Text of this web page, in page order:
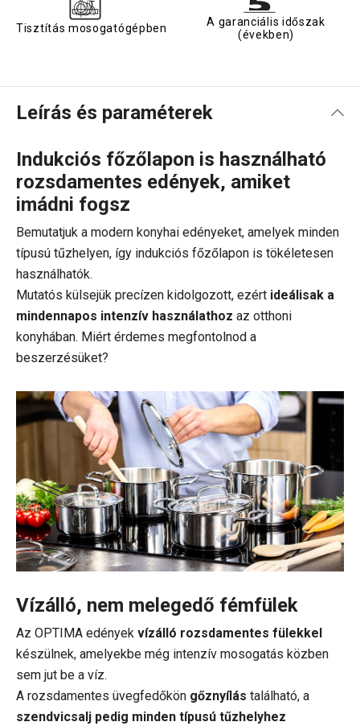
Tisztítás mosogatógépben
A garanciális időszak
(években)
Leírás és paraméterek
Indukciós főzőlapon is használható
rozsdamentes edények, amiket
imádni fogsz
Bemutatjuk a modern konyhai edényeket, amelyek minden
típusú tűzhelyen, így indukciós főzőlapon is tökéletesen
használhatók.
Mutatós külsejük precízen kidolgozott, ezért ideálisak a
mindennapos intenzív használathoz az otthoni
konyhában. Miért érdemes megfontolnod a
beszerzésüket?
Vízálló, nem melegedő fémfülek
Az OPTIMA edények vízálló rozsdamentes fülekkel
készülnek, amelyekbe még intenzív mosogatás közben
sem jut be a víz.
A rozsdamentes üvegfedőkön gőznyílás található, a
szendvicsalj pedig minden típusú tűzhelyhez